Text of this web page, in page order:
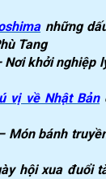
những
Tang
khởi nghiệp
vị về Nhật Bản
Món bánh
hội xua đuổi